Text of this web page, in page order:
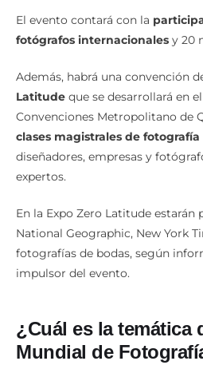
El evento contará con la
fotógrafos internacionales y 20
Además, habrá una convención
Latitude que se desarrollará en
Convenciones Metropolitano de
clases magistrales de fotografía
diseñadores, empresas y
expertos.
En la Expo Zero Latitude estarán
National Geographic, New York
fotografías de bodas, según
impulsor del evento.
¿Cuál es la temática
Mundial de